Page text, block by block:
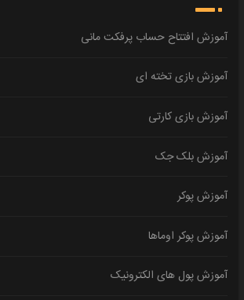
آموزش افتتاح حساب پرفکت مانی
آموزش بازی تخته ای
آموزش بازی کارتی
آموزش بلک جک
آموزش پوکر
آموزش پوکر اوماها
آموزش پول های الکترونیک